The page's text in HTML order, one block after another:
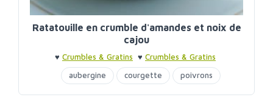
Ratatouille en crumble d'amandes et noix de
cajou
♥ Crumbles & Gratins ♥ Crumbles & Gratins
aubergine
courgette poivrons
purée noix de cajou